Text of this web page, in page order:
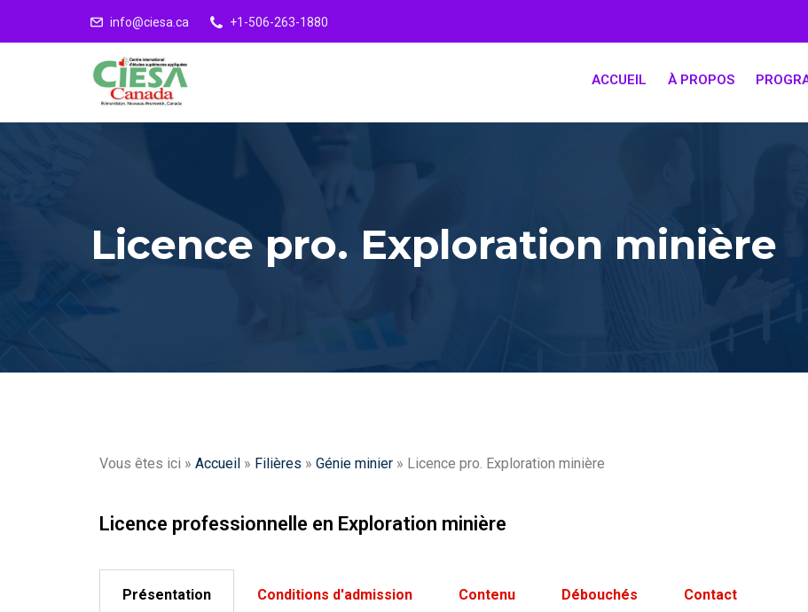
info@ciesa.ca +1-506-263-1880
ACCUEIL À PROPOS
Licence pro. Exploration minière
Vous êtes ici » Accueil » Filières » Génie minier » Licence pro. Exploration minière
Licence professionnelle en Exploration minière
Présentation Conditions d'admission Contenu Débouchés Contact